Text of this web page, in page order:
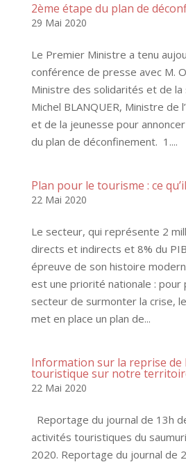
2ème étape du plan de
29 Mai 2020
Le Premier Ministre a tenu
conférence de presse avec M.
Ministre des solidarités et de la
Michel BLANQUER, Ministre de
et de la jeunesse pour
du plan de déconfinement. 1....
Plan pour le tourisme : ce
22 Mai 2020
Le secteur, qui représente 2
directs et indirects et 8% du
épreuve de son histoire
est une priorité nationale :
secteur de surmonter la crise,
met en place un plan de...
Information sur la reprise de
touristique sur notre
22 Mai 2020
Reportage du journal de 13h
activités touristiques du
2020. Reportage du journal de